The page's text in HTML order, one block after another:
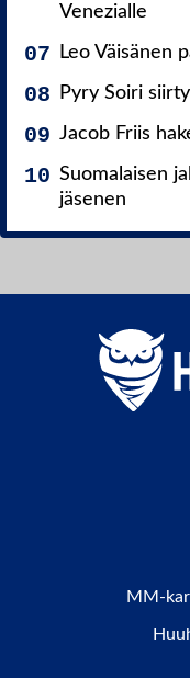
Venezialle
Leo Väisänen
Pyry Soiri
Jacob Friis
Suomalaisen
jäsenen
MM-